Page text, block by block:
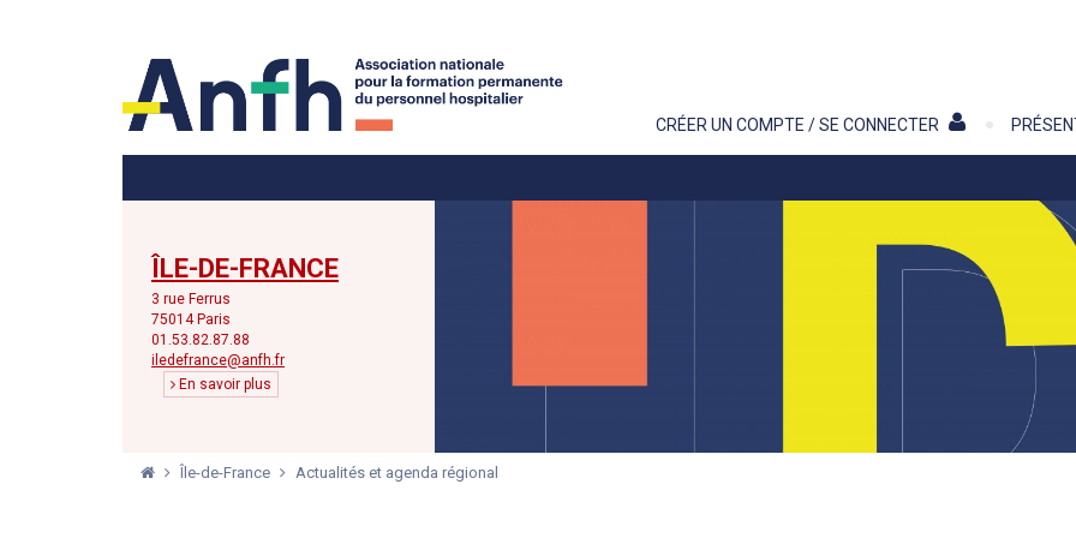
CRÉER UN COMPTE / SE CONNECTER
ÎLE-DE-FRANCE
3 rue Ferrus
75014 Paris
01.53.82.87.88
iledefrance@anfh.fr
En savoir plus
Île-de-France Actualités et agenda régional